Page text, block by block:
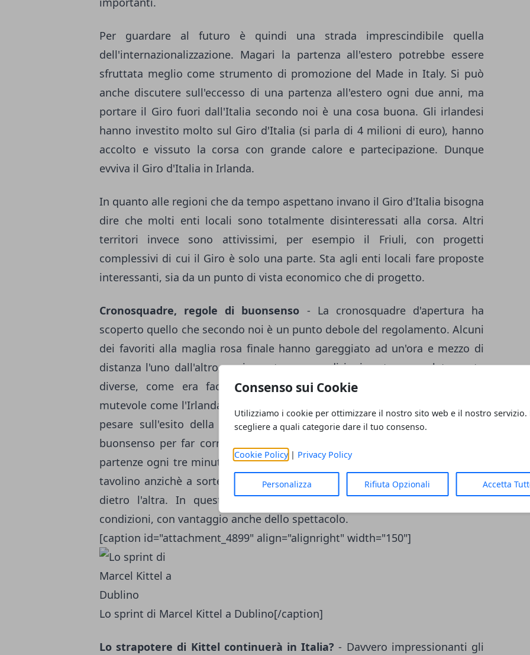
Consenso sui Cookie
Utilizziamo i cookie per ottimizzare il nostro sito web e il nostro servizio.
scegliere a quali categorie dare il tuo consenso.
Cookie Policy| Privacy Policy
Personalizza Rifiuta Opzionali Accetta
Per guardare al futuro è quindi una strada imprescindibile quella
dell'internazionalizzazione. Magari la partenza all'estero potrebbe essere
sfruttata meglio come strumento di promozione del Made in Italy. Si può
anche discutere sull'eccesso di una partenza all'estero ogni due anni, ma
portare il Giro fuori dall'Italia secondo noi è una cosa buona. Gli irlandesi
hanno investito molto sul Giro d'Italia (si parla di 4 milioni di euro), hanno
accolto e vissuto la corsa con grande calore e partecipazione. Dunque
evviva il Giro d'Italia in Irlanda.
In quanto alle regioni che da tempo aspettano invano il Giro d'Italia bisogna
dire che molti enti locali sono totalmente disinteressati alla corsa. Altri
territori invece sono attivissimi, per esempio il Friuli, con progetti
complessivi di cui il Giro è solo una parte. Sta agli enti locali fare proposte
interessanti, sia da un punto di vista economico che di progetto.
Cronosquadre, regole di buonsenso - La cronosquadre d'apertura ha
scoperto quello che secondo noi è un punto debole del regolamento. Alcuni
dei favoriti alla maglia rosa finale hanno gareggiato ad un'ora e mezzo di
distanza l'uno dall'altro, ovviamente con condizioni meteo completamente
diverse, come era facilmente prevedibile in un paese climaticamente
mutevole come l'Irlanda. Questo ha creato distacchi irreali, che potrebbero
pesare sull'esito della corsa. Crediamo che servirebbe una soluzione di
buonsenso per far correre queste tappe nella massima regolarità. Quindi
partenze ogni tre minuti anzichè ogni cinque e ordini di partenza redatto a
tavolino anzichè a sorteggio, con le squadre dei grandi favoriti messe una
dietro l'altra. In questo modo tutti avrebbero più o meno le stesse
condizioni, con vantaggio anche dello spettacolo.
[caption id="attachment_4899" align="alignright" width="150"]
Lo sprint di Marcel Kittel a Dublino[/caption]
Lo strapotere di Kittel continuerà in Italia? - Davvero impressionanti gli